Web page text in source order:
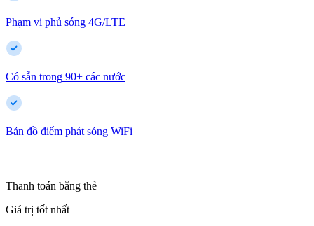
Phạm vi phủ sóng 4G/LTE
Có sẵn trong 90+ các nước
Bản đồ điểm phát sóng WiFi
Thanh toán bằng thẻ
Giá trị tốt nhất